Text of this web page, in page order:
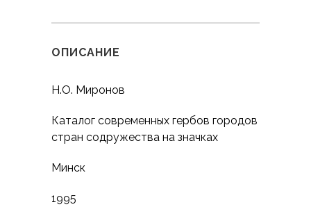
ОПИСАНИЕ
Н.О. Миронов
Каталог современных гербов городов
стран содружества на значках
Минск
1995